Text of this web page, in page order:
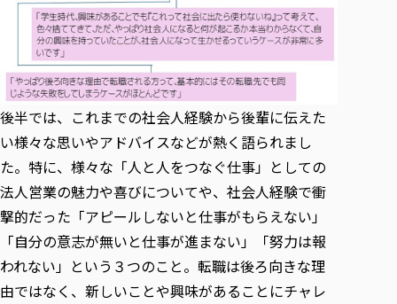
後半では、これまでの社会人経験から後輩に伝えた
い様々な思いやアドバイスなどが熱く語られまし
た。特に、様々な「人と人をつなぐ仕事」としての
法人営業の魅力や喜びについてや、社会人経験で衝
撃的だった「アピールしないと仕事がもらえない」
「自分の意志が無いと仕事が進まない」「努力は報
われない」という３つのこと。転職は後ろ向きな理
由ではなく、新しいことや興味があることにチャレ